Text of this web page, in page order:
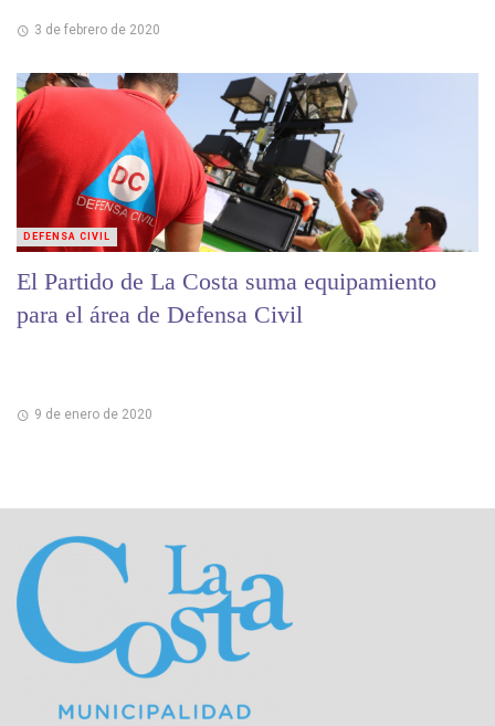
3 de febrero de 2020
El Partido de La Costa suma equipamiento
para el área de Defensa Civil
9 de enero de 2020
DEFENSA CIVIL